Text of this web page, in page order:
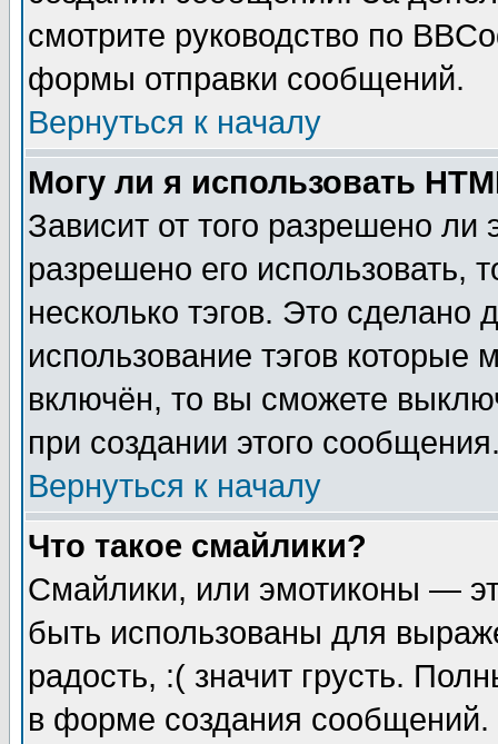
смотрите руководство по
формы отправки сообщений.
Вернуться к началу
Могу ли я использовать
Зависит от того разрешено
разрешено его использовать,
несколько тэгов. Это сделано
использование тэгов
включён, то вы сможете
при создании этого
Вернуться к началу
Что такое смайлики?
Смайлики, или эмотиконы —
быть использованы для
радость, :( значит грусть.
в форме создания сообщений.